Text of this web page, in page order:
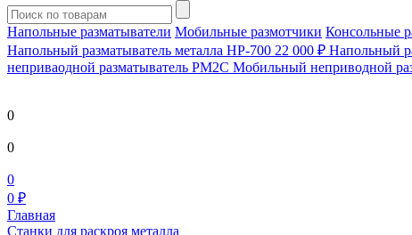
Напольные разматыватели Мобильные размотчики Консольные
Напольный разматыватель металла HP-700 22 000 ₽ Напольный
непривaодной разматыватель РМ2С Мобильный неприводной
0
0
0
0 ₽
Главная
Станки для раскроя металла